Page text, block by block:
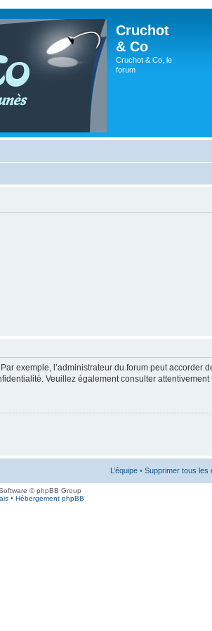
Cruchot
& Co
Cruchot & Co, le
forum
exemple, l’administrateur du forum peut accorder
Veuillez également consulter
L’équipe • Supprimer tous les
© phpBB Group
• Hébergement phpBB